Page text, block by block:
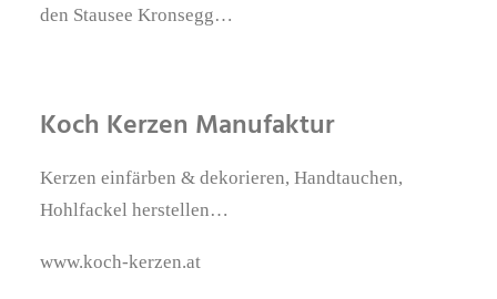
den Stausee Kronsegg…
Koch Kerzen Manufaktur
Kerzen einfärben & dekorieren, Handtauchen,
Hohlfackel herstellen…
www.koch-kerzen.at